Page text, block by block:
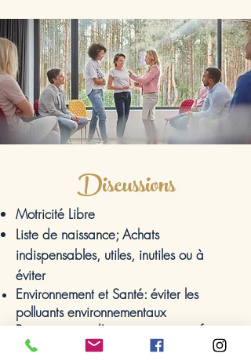
Discussions
Motricité Libre
Liste de naissance; Achats
indispensables, utiles, inutiles ou à
éviter
Environnement et Santé: éviter les
polluants environnementaux
Partage avec d'autres parents et futurs
parents